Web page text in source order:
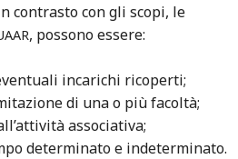
contrasto con gli scopi, le
, possono essere:
incarichi ricoperti;
di una o più facoltà;
associativa;
determinato e indeterminato.